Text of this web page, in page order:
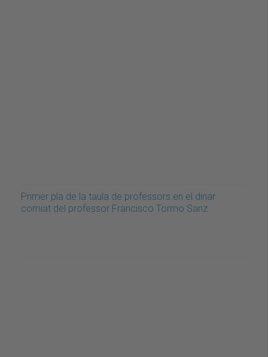
Primer pla de la taula de professors en el dinar
comiat del professor Francisco Tormo Sanz